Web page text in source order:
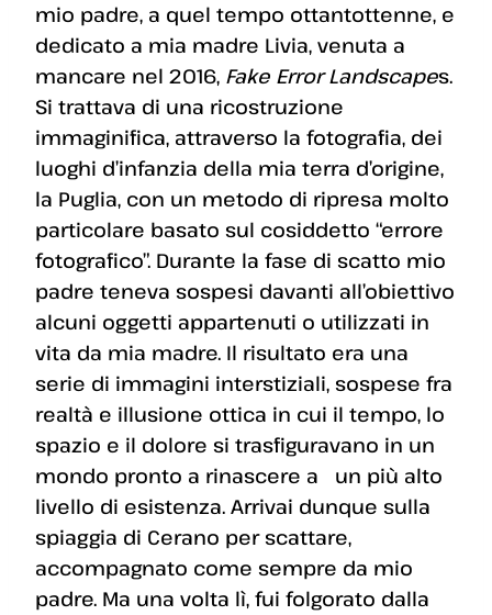
mio padre, a quel tempo ottantottenne, e
dedicato a mia madre Livia, venuta a
mancare nel 2016, Fake Error Landscapes.
Si trattava di una ricostruzione
immaginifica, attraverso la fotografia, dei
luoghi d’infanzia della mia terra d’origine,
la Puglia, con un metodo di ripresa molto
particolare basato sul cosiddetto “errore
fotografico”. Durante la fase di scatto mio
padre teneva sospesi davanti all’obiettivo
alcuni oggetti appartenuti o utilizzati in
vita da mia madre. Il risultato era una
serie di immagini interstiziali, sospese fra
realtà e illusione ottica in cui il tempo, lo
spazio e il dolore si trasfiguravano in un
mondo pronto a rinascere a un più alto
livello di esistenza. Arrivai dunque sulla
spiaggia di Cerano per scattare,
accompagnato come sempre da mio
padre. Ma una volta lì, fui folgorato dalla